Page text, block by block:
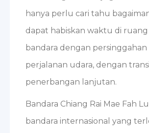
hanya perlu cari tahu
dapat habiskan waktu di
bandara dengan persinggahan
perjalanan udara, dengan
penerbangan lanjutan.
Bandara Chiang Rai Mae Fah
bandara internasional yang